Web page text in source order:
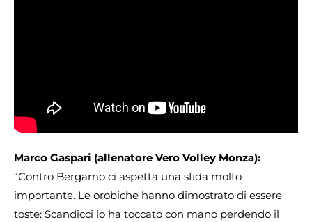
Marco Gaspari (allenatore Vero Volley Monza):
“Contro Bergamo ci aspetta una sfida molto
importante. Le orobiche hanno dimostrato di essere
toste: Scandicci lo ha toccato con mano perdendo il